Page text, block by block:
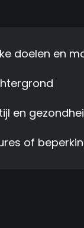
doelen en
en
of